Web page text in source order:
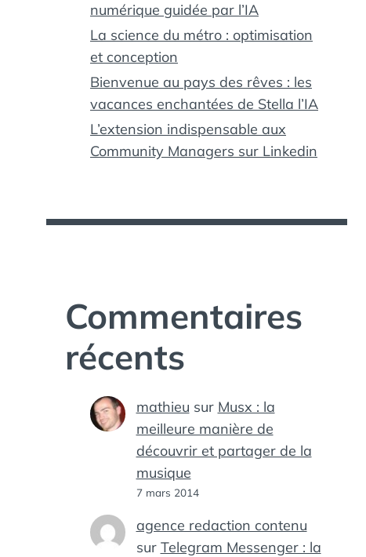
numérique guidée par l’IA
La science du métro : optimisation
et conception
Bienvenue au pays des rêves : les
vacances enchantées de Stella l’IA
L’extension indispensable aux
Community Managers sur Linkedin
Commentaires
récents
mathieu sur Musx : la
meilleure manière de
découvrir et partager de la
musique
7 mars 2014
agence redaction contenu
sur Telegram Messenger : la